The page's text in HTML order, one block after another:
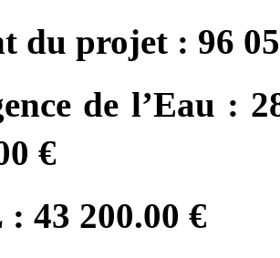
du projet : 96
de l’Eau :
€
43 200.00 €